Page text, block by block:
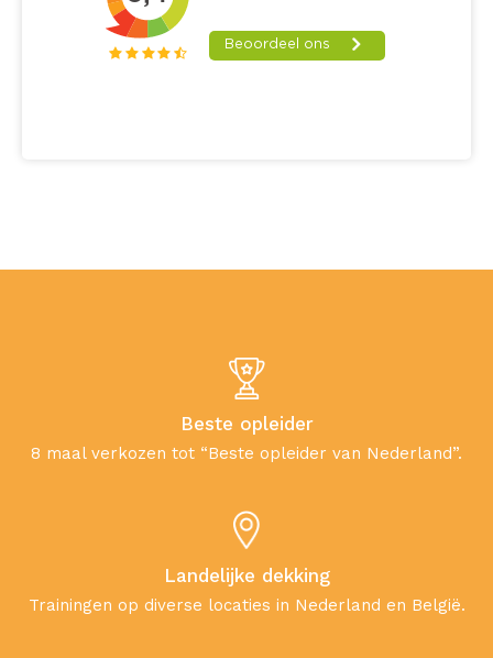
Beste opleider
8 maal verkozen tot “Beste opleider van Nederland”.
Landelijke dekking
Trainingen op diverse locaties in Nederland en België.